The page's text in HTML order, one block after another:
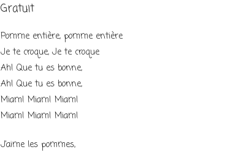
Gratuit
Pomme entière, pomme entière
Je te croque, Je te croque
Ah! Que tu es bonne,
Ah! Que tu es bonne,
Miam! Miam! Miam!
Miam! Miam! Miam!
J’aime les pommes,